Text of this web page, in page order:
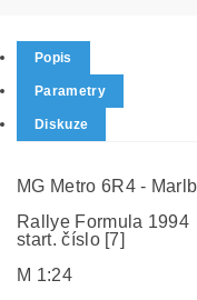
Popis
Parametry
Diskuze
MG Metro 6R4 -
Rallye Formula 1994
start. číslo [7]
M 1:24